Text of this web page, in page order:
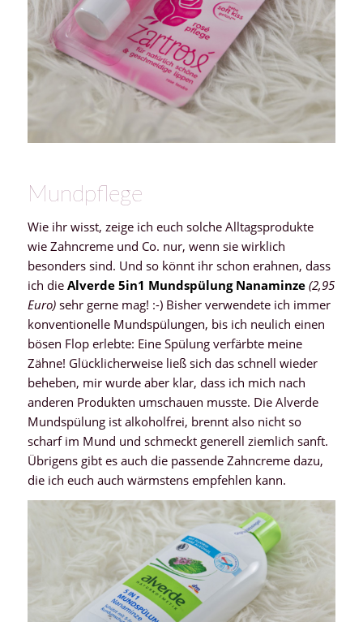
Mundpflege
Wie ihr wisst, zeige ich euch solche Alltagsprodukte
wie Zahncreme und Co. nur, wenn sie wirklich
besonders sind. Und so könnt ihr schon erahnen, dass
ich die Alverde 5in1 Mundspülung Nanaminze (2,95
Euro)sehr gerne mag! :-) Bisher verwendete ich immer
konventionelle Mundspülungen, bis ich neulich einen
bösen Flop erlebte: Eine Spülung verfärbte meine
Zähne! Glücklicherweise ließ sich das schnell wieder
beheben, mir wurde aber klar, dass ich mich nach
anderen Produkten umschauen musste. Die Alverde
Mundspülung ist alkoholfrei, brennt also nicht so
scharf im Mund und schmeckt generell ziemlich sanft.
Übrigens gibt es auch die passende Zahncreme dazu,
die ich euch auch wärmstens empfehlen kann.